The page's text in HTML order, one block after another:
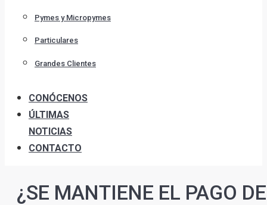
Pymes y Micropymes
Particulares
Grandes Clientes
CONÓCENOS
ÚLTIMAS
NOTICIAS
CONTACTO
¿SE MANTIENE EL PAGO